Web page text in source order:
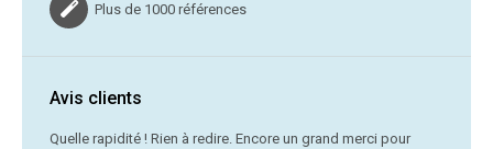
Plus de 1000 références
Avis clients
Quelle rapidité ! Rien à redire. Encore un grand merci pour